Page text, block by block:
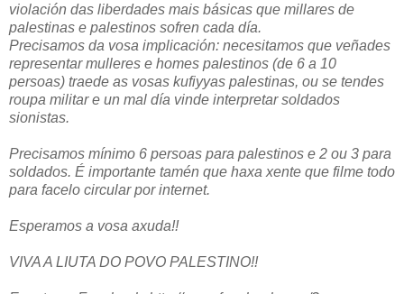
violación das liberdades mais básicas que millares de
palestinas e palestinos sofren cada día.
Precisamos da vosa implicación: necesitamos que veñades
representar mulleres e homes palestinos (de 6 a 10
persoas) traede as vosas kufiyyas palestinas, ou se tendes
roupa militar e un mal día vinde interpretar soldados
sionistas.
Precisamos mínimo 6 persoas para palestinos e 2 ou 3 para
soldados. É importante tamén que haxa xente que filme todo
para facelo circular por internet.
Esperamos a vosa axuda!!
VIVA A LIUTA DO POVO PALESTINO!!